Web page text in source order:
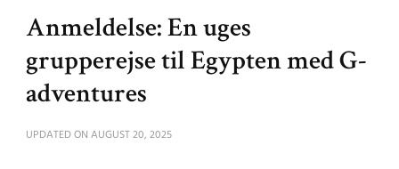
Anmeldelse: En uges
grupperejse til Egypten med G-
adventures
UPDATED ON AUGUST 20, 2025